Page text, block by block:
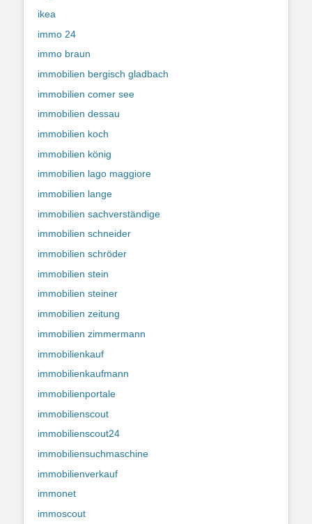
ikea
immo 24
immo braun
immobilien bergisch gladbach
immobilien comer see
immobilien dessau
immobilien koch
immobilien könig
immobilien lago maggiore
immobilien lange
immobilien sachverständige
immobilien schneider
immobilien schröder
immobilien stein
immobilien steiner
immobilien zeitung
immobilien zimmermann
immobilienkauf
immobilienkaufmann
immobilienportale
immobilienscout
immobilienscout24
immobiliensuchmaschine
immobilienverkauf
immonet
immoscout